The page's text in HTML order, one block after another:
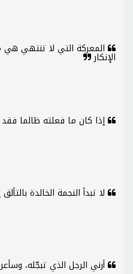
المعركة التي لا تنتهي
الإنكار
إذا كان ما فعلته ظالما
لا تبدأ النجمة الخالدة
أرني الرجل الذي تبجّله،